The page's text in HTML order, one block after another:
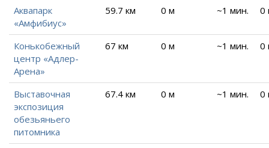
Аквапарк
«Амфибиус»
59.7 км 0 м ~1 мин. 0
Конькобежный
центр «Адлер-
Арена»
67 км 0 м ~1 мин. 0
Выставочная
экспозиция
обезьяньего
питомника
67.4 км 0 м ~1 мин. 0